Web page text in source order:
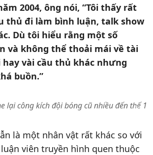
2004, ông nói, “Tôi thấy rất
thủ đi làm bình luận, talk show
Dù tôi hiểu rằng một số
và không thể thoải mái về tài
vài cầu thủ khác nhưng
buồn.”
là một nhân vật rất khác so với
viên truyền hình quen thuộc